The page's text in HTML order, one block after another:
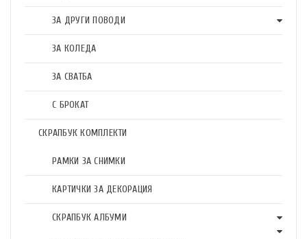
ЗА ДРУГИ ПОВОДИ
ЗА КОЛЕДА
ЗА СВАТБА
С БРОКАТ
СКРАПБУК КОМПЛЕКТИ
РАМКИ ЗА СНИМКИ
КАРТИЧКИ ЗА ДЕКОРАЦИЯ
СКРАПБУК АЛБУМИ